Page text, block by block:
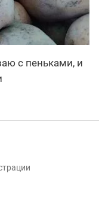
с пеньками, и